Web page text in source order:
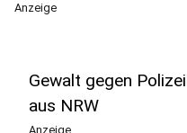
Anzeige
Gewalt gegen
aus NRW
Anzeige